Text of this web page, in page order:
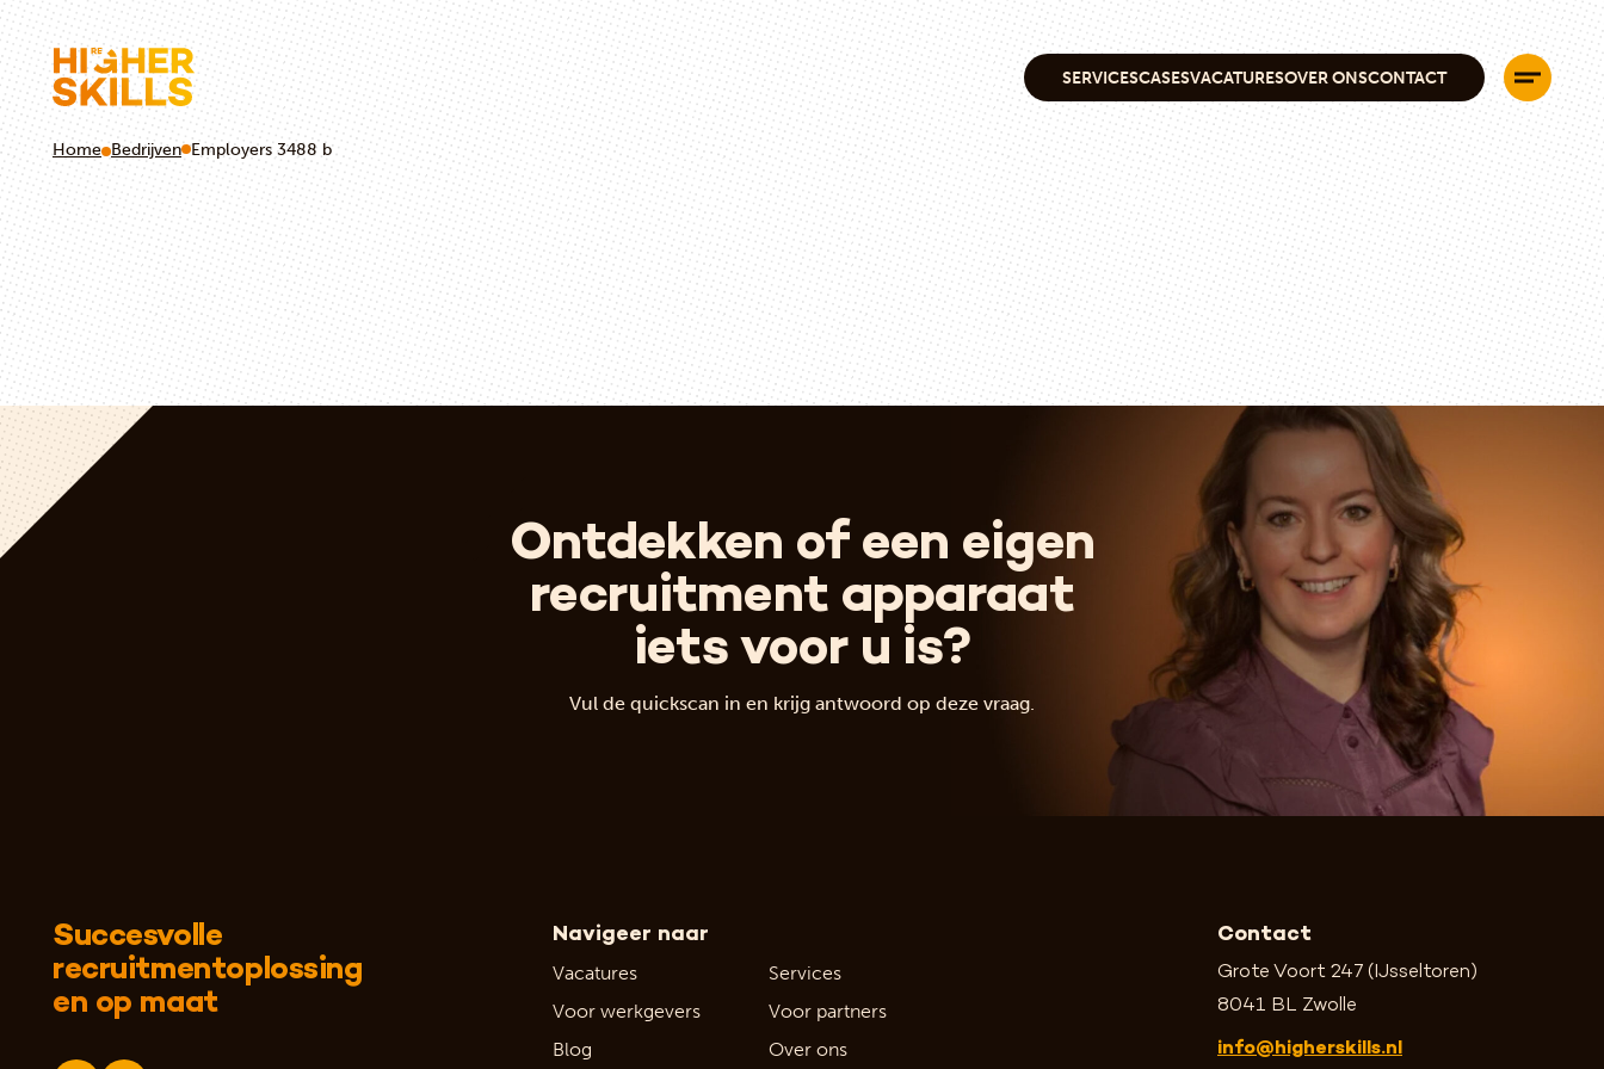
SERVICESCASESVACATURESOVER ONSCONTACT
Home Bedrijven Employers 3488 b
Ontdekken of een eigen
recruitment apparaat
iets voor u is?
Vul de quickscan in en krijg antwoord op deze vraag.
Succesvolle
recruitmentoplossing
en op maat
Navigeer naar
Vacatures
Services
Voor werkgevers
Voor partners
Blog
Over ons
Contact
Grote Voort 247 (IJsseltoren)
8041 BL Zwolle
info@higherskills.nl